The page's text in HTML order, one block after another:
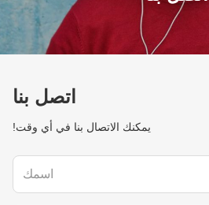
اتصل بنا
يمكنك الاتصال بنا في أي وقت!